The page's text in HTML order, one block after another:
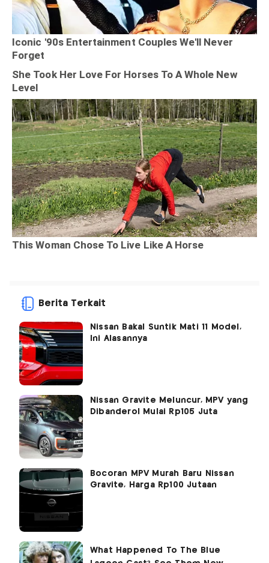
Berita Terkait
Nissan Bakal Suntik Mati 11 Model,
Ini Alasannya
Nissan Gravite Meluncur, MPV yang
Dibanderol Mulai Rp105 Juta
Bocoran MPV Murah Baru Nissan
Gravite, Harga Rp100 Jutaan